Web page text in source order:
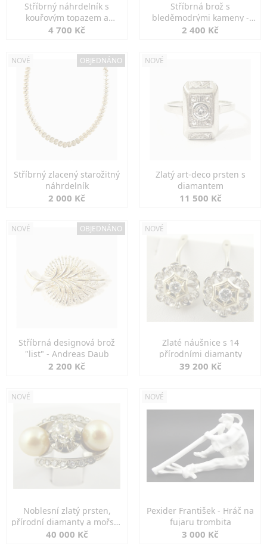
Stříbrný náhrdelník s
kouřovým topazem a
markazity
4 700 Kč
Stříbrná brož s
bleděmodrými kameny -
jemná elegance
2 400 Kč
NOVÉ OBJEDNÁNO
Stříbrný zlacený starožitný
náhrdelník
2 000 Kč
NOVÉ
Zlatý art-deco prsten s
diamantem
11 500 Kč
NOVÉ OBJEDNÁNO
Stříbrná designová brož
"list" - Andreas Daub
2 200 Kč
NOVÉ
Zlaté náušnice s 14
přírodními diamanty
39 200 Kč
NOVÉ
Noblesní zlatý prsten,
přírodní diamanty a mořské
perly
40 000 Kč
NOVÉ
Pexider František - Hráč na
fujaru trombita
3 000 Kč